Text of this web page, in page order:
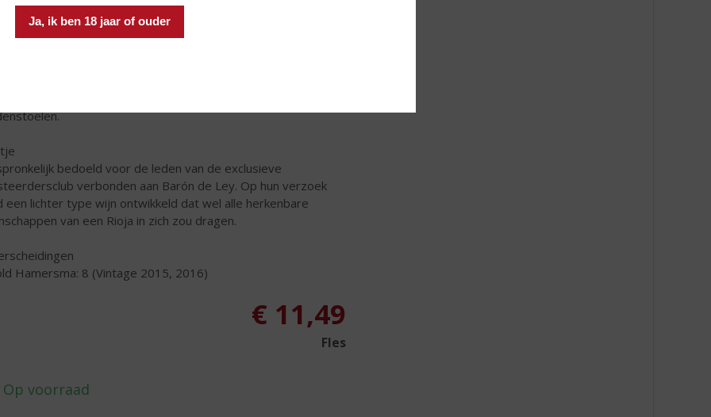
Ja, ik ben 18 jaar of ouder
cederhout en vanille.
bedoeld voor de leden van de exclusieve
verbonden aan Barón de Ley. Op hun verzoek
een lichter type wijn ontwikkeld dat wel alle herkenbare
van een Rioja in zich zou dragen.
Hamersma: 8 (Vintage 2015, 2016)
€ 11,49
Fles